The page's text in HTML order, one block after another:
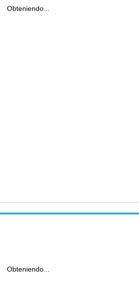
Obteniendo...
Obteniendo...